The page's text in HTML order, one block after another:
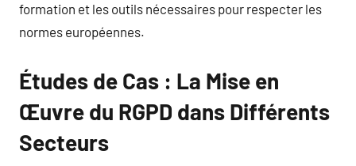
formation et les outils nécessaires pour respecter les
normes européennes.
Études de Cas : La Mise en
Œuvre du RGPD dans Différents
Secteurs